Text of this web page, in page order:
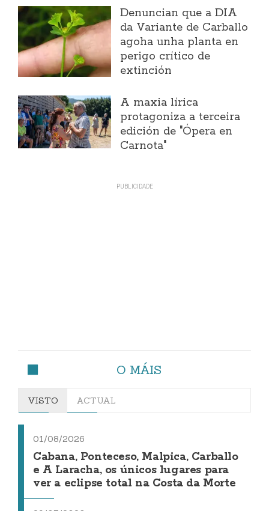
Denuncian que a DIA
da Variante de Carballo
agoha unha planta en
perigo crítico de
extinción
A maxia lírica
protagoniza a terceira
edición de "Ópera en
Carnota"
O MÁIS
VISTO ACTUAL
01/08/2026
Cabana, Ponteceso, Malpica, Carballo
e A Laracha, os únicos lugares para
ver a eclipse total na Costa da Morte